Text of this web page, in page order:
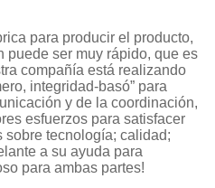
para producir el producto,
puede ser muy rápido, que es
compañía está realizando
integridad-basó” para
y de la coordinación,
esfuerzos para satisfacer
tecnología; calidad;
a su ayuda para
para ambas partes!